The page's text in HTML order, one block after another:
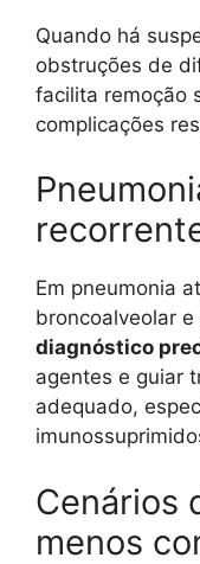
Quando há
obstruções de
facilita remoção
complicações
Em pneumonia
broncoalveolar
diagnóstico
agentes e guiar
adequado,
Cenários
menos